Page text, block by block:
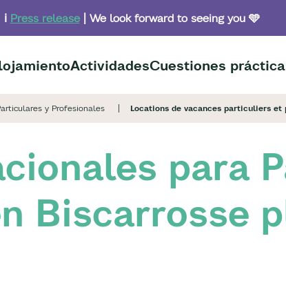
ℹ️ Press release| We look forward to seeing you 🩵
ActividadesCuestiones
y Profesionales Locations de vacances particuliers et
para
Biscarrosse